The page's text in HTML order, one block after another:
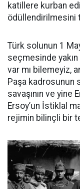
katillere kurban
ödüllendirilmesini
Türk solunun 1
seçmesinde
var mı bilemeyiz,
Paşa kadrosunun
savaşının ve yine
Ersoy’un İstiklal
rejimin bilinçli bir